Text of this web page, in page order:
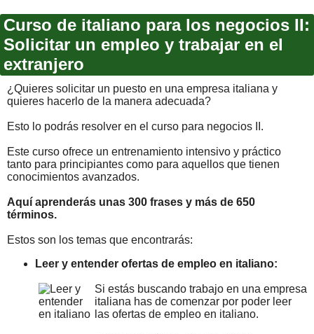
Curso de italiano para los negocios II:
Solicitar un empleo y trabajar en el
extranjero
¿Quieres solicitar un puesto en una empresa italiana y
quieres hacerlo de la manera adecuada?
Esto lo podrás resolver en el curso para negocios II.
Este curso ofrece un entrenamiento intensivo y práctico
tanto para principiantes como para aquellos que tienen
conocimientos avanzados.
Aquí aprenderás unas 300 frases y más de 650
términos.
Estos son los temas que encontrarás:
Leer y entender ofertas de empleo en italiano:
Si estás buscando trabajo en una empresa
italiana has de comenzar por poder leer
las ofertas de empleo en italiano.